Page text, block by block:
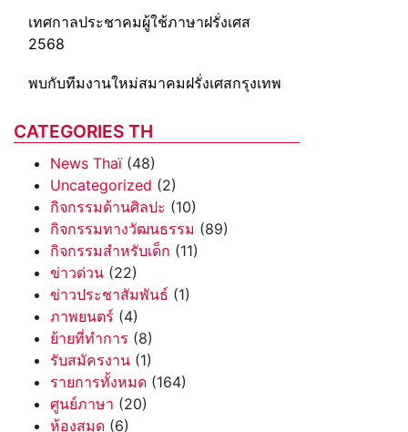
เทศกาลประชาคมผู้ใช้ภาษาฝรั่งเศส
2568
พบกับทีมงานใหม่สมาคมฝรั่งเศสกรุงเทพ
CATEGORIES TH
News Thaï(48)
Uncategorized (2)
กิจกรรมด้านศิลปะ (10)
กิจกรรมทางวัฒนธรรม (89)
กิจกรรมสำหรับเด็ก (11)
ข่าวด่วน (22)
ข่าวประชาสัมพันธ์ (1)
ภาพยนตร์ (4)
ย้ายที่ทำการ (8)
รับสมัครงาน (1)
รายการทั้งหมด (164)
ศูนย์ภาษา (20)
ห้องสมุด (6)